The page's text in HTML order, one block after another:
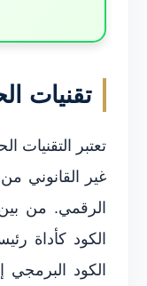
تقنيات
تعتبر التقنيات
غير القانوني
الرقمي. من بين
الكود كأداة
الكود